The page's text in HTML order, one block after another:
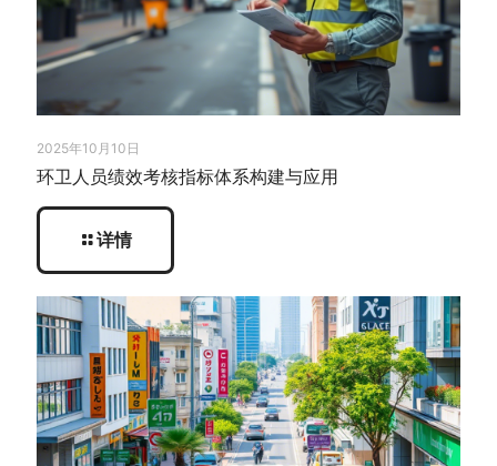
2025年10月10日
环卫人员绩效考核指标体系构建与应用
详情